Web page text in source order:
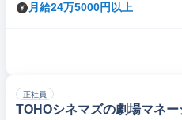
月給24万5000円以上
正社員
TOHOシネマズの劇場マネ